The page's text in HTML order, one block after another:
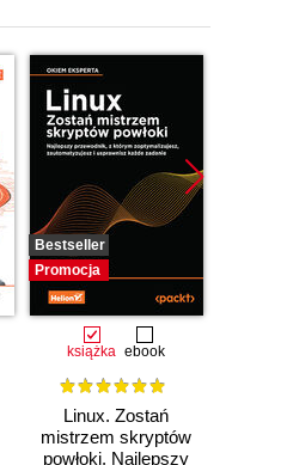
Bestseller
Promocja
książka ebook
Linux. Zostań
mistrzem skryptów
powłoki. Najlepszy